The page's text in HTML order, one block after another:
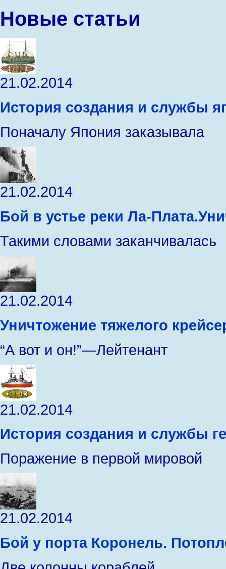
Новые статьи
21.02.2014
История создания и службы
Поначалу Япония заказывала
21.02.2014
Бой в устье реки Ла-
Такими словами заканчивалась
21.02.2014
Уничтожение тяжелого
“А вот и он!”—Лейтенант
21.02.2014
История создания и службы
Поражение в первой мировой
21.02.2014
Бой у порта Коронель.